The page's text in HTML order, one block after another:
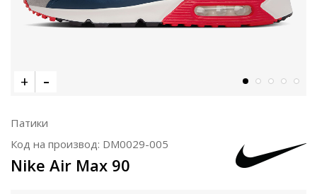
Патики
Код на производ: DM0029-005
Nike Air Max 90